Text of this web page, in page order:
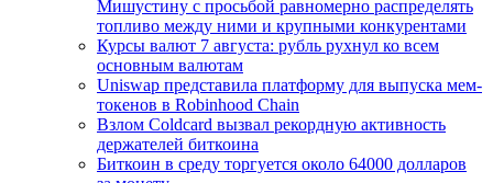
Мишустину с просьбой равномерно распределять
топливо между ними и крупными конкурентами
Курсы валют 7 августа: рубль рухнул ко всем
основным валютам
Uniswap представила платформу для выпуска мем-
токенов в Robinhood Chain
Взлом Coldcard вызвал рекордную активность
держателей биткоина
Биткоин в среду торгуется около 64000 долларов